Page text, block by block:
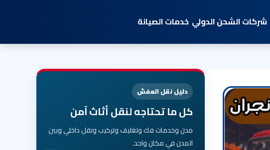
شركات الشحن الدولي خدمات الصيانة
دليل نقل العفش
كل ما تحتاجه لنقل أثاث آمن
مدن وخدمات فك وتغليف وتركيب ونقل داخلي وبين
المدن في مكان واحد.